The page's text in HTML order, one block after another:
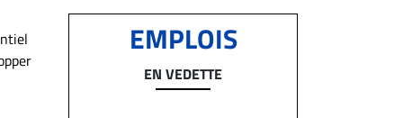
EMPLOIS
EN VEDETTE